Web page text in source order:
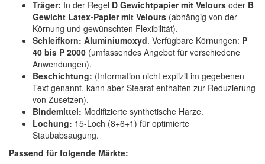
Träger: In der Regel D Gewichtpapier mit Velours oder B
Gewicht Latex-Papier mit Velours (abhängig von der
Körnung und gewünschten Flexibilität).
Schleifkorn: Aluminiumoxyd. Verfügbare Körnungen: P
40 bis P 2000 (umfassendes Angebot für verschiedene
Anwendungen).
Beschichtung: (Information nicht explizit im gegebenen
Text genannt, kann aber Stearat enthalten zur Reduzierung
von Zusetzen).
Bindemittel: Modifizierte synthetische Harze.
Lochung: 15-Loch (8+6+1) für optimierte
Staubabsaugung.
Passend für folgende Märkte: